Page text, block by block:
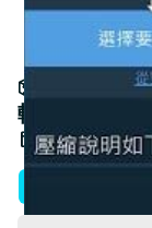
📦 在線上建
軟體
Dec 2, 2025